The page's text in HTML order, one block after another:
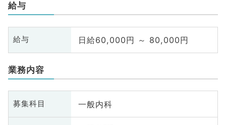
給与
給与 日給60,000円 ～ 80,000円
業務内容
募集科目 一般内科